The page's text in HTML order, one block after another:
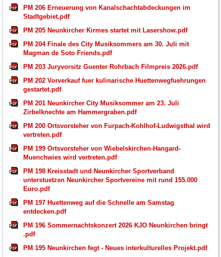
PM 206 Erneuerung von Kanalschachtabdeckungen im
Stadtgebiet.pdf
PM 205 Neunkircher Kirmes startet mit Lasershow.pdf
PM 204 Finale des City Musiksommers am 30. Juli mit
Magman de Soto Friends.pdf
PM 203 Juryvorsitz Guenter Rohrbach Filmpreis 2026.pdf
PM 202 Vorverkauf fuer kulinarische Huettenwegfuehrungen
gestartet.pdf
PM 201 Neunkircher City Musiksommer am 23. Juli
Zirbelknechte am Hammergraben.pdf
PM 200 Ortsvorsteher von Furpach-Kohlhof-Ludwigsthal wird
vertreten.pdf
PM 199 Ortsvorsteher von Wiebelskirchen-Hangard-
Muenchwies wird vertreten.pdf
PM 198 Kreisstadt und Neunkircher Sportverband
unterstuetzen Neunkircher Sportvereine mit rund 155.000
Euro.pdf
PM 197 Huettenweg auf die Schnelle am Samstag
entdecken.pdf
PM 196 Sommernachtskonzert 2026 KJO Neunkirchen bringt
.pdf
PM 195 Neunkirchen fegt - Neues interkulturelles Projekt.pdf